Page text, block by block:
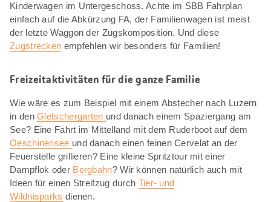
Kinderwagen im Untergeschoss. Achte im SBB Fahrplan
einfach auf die Abkürzung FA, der Familienwagen ist meist
der letzte Waggon der Zugskomposition. Und diese
Zugstrecken empfehlen wir besonders für Familien!
Freizeitaktivitäten für die ganze Familie
Wie wäre es zum Beispiel mit einem Abstecher nach Luzern
in denGletschergarten und danach einem Spaziergang am
See? Eine Fahrt im Mittelland mit dem Ruderboot auf dem
Oeschinensee und danach einen feinen Cervelat an der
Feuerstelle grillieren? Eine kleine Spritztour mit einer
Dampflok oder Bergbahn? Wir können natürlich auch mit
Ideen für einen Streifzug durch Tier- und
Wildnisparks dienen.